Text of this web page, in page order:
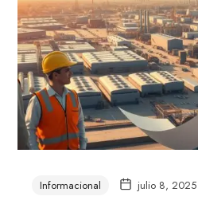
Informacional julio 8, 2025